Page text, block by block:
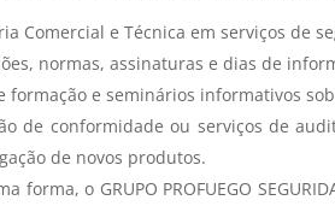
Comercial e Técnica em serviços de
normas, assinaturas e dias de
formação e seminários informativos
de conformidade ou serviços de
de novos produtos.
forma, o GRUPO PROFUEGO